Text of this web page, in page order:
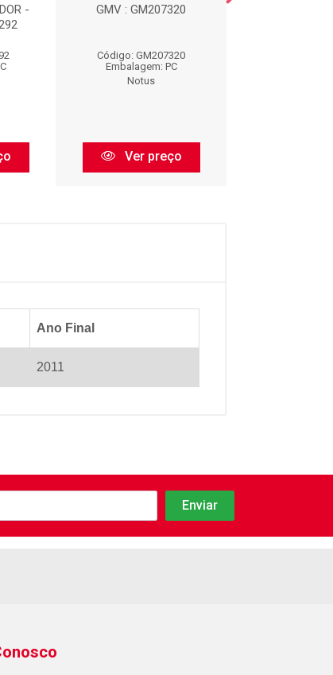
-
GMV : GM207320
Código: GM207320
Embalagem: PC
Notus
Ver preço
Ano Final
2011